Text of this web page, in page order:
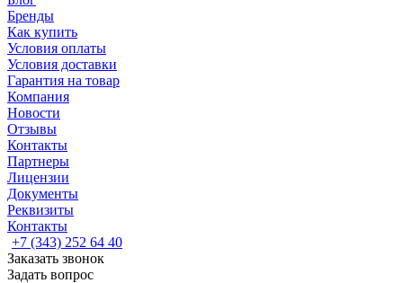
Бренды
Как купить
Условия оплаты
Условия доставки
Гарантия на товар
Компания
Новости
Отзывы
Контакты
Партнеры
Лицензии
Документы
Реквизиты
Контакты
+7 (343) 252 64 40
Заказать звонок
Задать вопрос